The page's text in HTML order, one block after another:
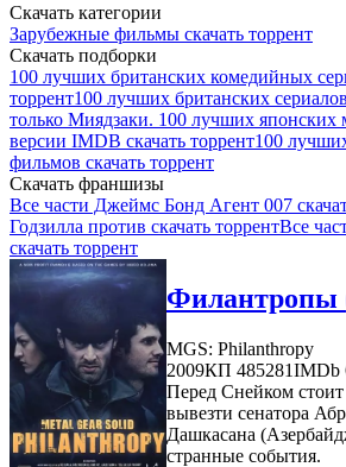
Скачать категории
Зарубежные фильмы скачать торрент
Скачать подборки
100 лучших британских комедийных
торрент100 лучших британских
только Миядзаки. 100 лучших японских
версии IMDB скачать торрент100
фильмов скачать торрент
Скачать франшизы
Все части Джеймс Бонд Агент 007
Годзилла против скачать торрентВсе
скачать торрент
Филантропы
MGS: Philanthropy
2009КП 485281IMDb
Перед Снейком стоит
вывезти сенатора
Дашкасана
странные события.